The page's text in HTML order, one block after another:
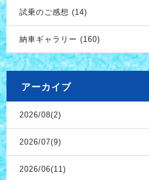
試乗のご感想 (14)
納車ギャラリー (160)
アーカイブ
2026/08(2)
2026/07(9)
2026/06(11)